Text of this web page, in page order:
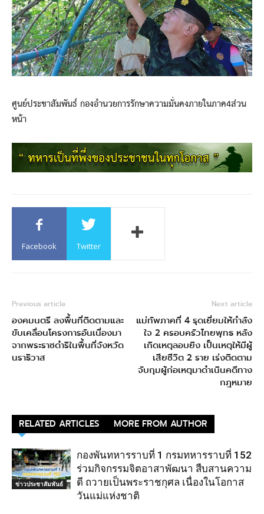
ศูนย์ประชาสัมพันธ์ กองอำนวยการรักษาความมั่นคงภายในภาค4ส่วน
หน้า
Facebook Twitter
Previous article
องคมนตรี ลงพื้นที่ติดตามและ
ขับเคลื่อนโครงการอันเนื่องมา
จากพระราชดำริในพื้นที่จังหวัด
นราธิวาส
Next article
แม่ทัพภาคที่ 4 รุดเยี่ยมให้กำลัง
ใจ 2 ครอบครัวไทยพุทธ หลัง
เกิดเหตุลอบยิง เป็นเหตุให้มีผู้
เสียชีวิต 2 ราย เร่งติดตาม
จับกุมผู้ก่อเหตุมาดำเนินคดีทาง
กฎหมาย
RELATED ARTICLES MORE FROM AUTHOR
ข่าวประชาสัมพันธ์
กองพันทหารราบที่ 1 กรมทหารราบที่ 152
ร่วมกิจกรรมจิตอาสาพัฒนา สืบสานความ
ดี ถวายเป็นพระราชกุศล เนื่องในโอกาส
วันแม่แห่งชาติ